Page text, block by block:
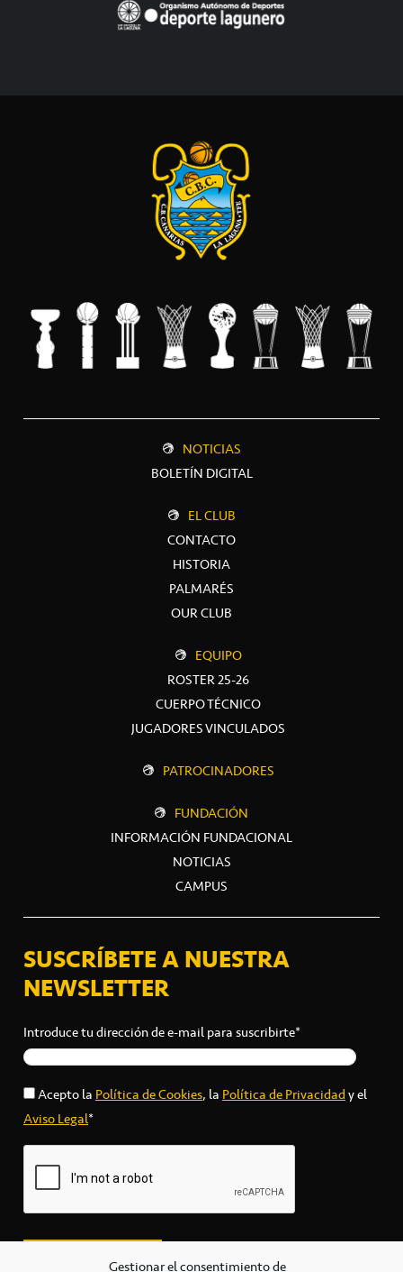
Gestionar el consentimiento de
NOTICIAS
BOLETÍN DIGITAL
EL CLUB
CONTACTO
HISTORIA
PALMARÉS
OUR CLUB
EQUIPO
ROSTER 25-26
CUERPO TÉCNICO
JUGADORES VINCULADOS
PATROCINADORES
FUNDACIÓN
INFORMACIÓN FUNDACIONAL
NOTICIAS
CAMPUS
SUSCRÍBETE A NUESTRA
NEWSLETTER
Introduce tu dirección de e-mail para suscribirte*
Acepto laPolítica de Cookies, laPolítica de Privacidady el
Aviso Legal*